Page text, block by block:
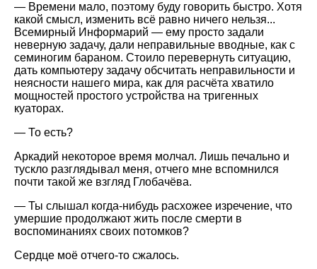
— Времени мало, поэтому буду говорить быстро. Хотя
какой смысл, изменить всё равно ничего нельзя...
Всемирный Информарий — ему просто задали
неверную задачу, дали неправильные вводные, как с
семиногим бараном. Стоило перевернуть ситуацию,
дать компьютеру задачу обсчитать неправильности и
неясности нашего мира, как для расчёта хватило
мощностей простого устройства на тригенных
куаторах.
— То есть?
Аркадий некоторое время молчал. Лишь печально и
тускло разглядывал меня, отчего мне вспомнился
почти такой же взгляд Глобачёва.
— Ты слышал когда-нибудь расхожее изречение, что
умершие продолжают жить после смерти в
воспоминаниях своих потомков?
Сердце моё отчего-то сжалось.